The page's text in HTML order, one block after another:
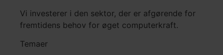
Vi investerer i den sektor, der er afgørende for
fremtidens behov for øget computerkraft.
Temaer